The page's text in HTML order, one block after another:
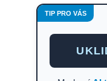
TIP PRO VÁS